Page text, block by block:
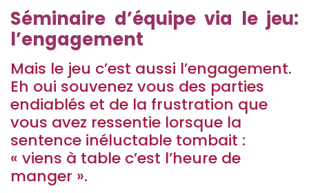
Séminaire d’équipe via le jeu:
l’engagement
Mais le jeu c’est aussi l’engagement.
Eh oui souvenez vous des parties
endiablés et de la frustration que
vous avez ressentie lorsque la
sentence inéluctable tombait :
« viens à table c’est l’heure de
manger ».